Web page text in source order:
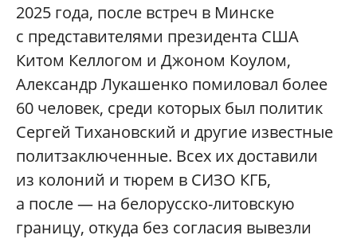
2025 года, после встреч в Минске
с представителями президента США
Китом Келлогом и Джоном Коулом,
Александр Лукашенко помиловал более
60 человек, среди которых был политик
Сергей Тихановский и другие известные
политзаключенные. Всех их доставили
из колоний и тюрем в СИЗО КГБ,
а после — на белорусско-литовскую
границу, откуда без согласия вывезли